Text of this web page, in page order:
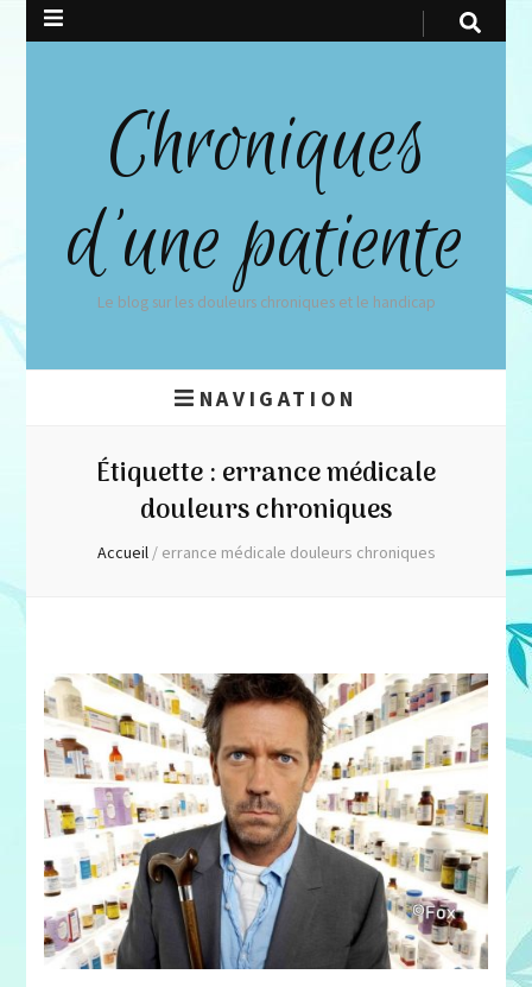
Chroniques
d'une patiente
Le blog sur les douleurs chroniques et le handicap
NAVIGATION
Étiquette :errance médicale
douleurs chroniques
Accueil/ errance médicale douleurs chroniques